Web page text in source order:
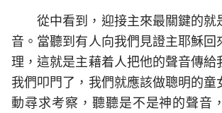
從中看到，迎接主來最關鍵的就
音。當聽到有人向我們見證主耶穌回
理，這就是主藉着人把他的聲音傳給
我們叩門了，我們就應該做聰明的童
動尋求考察，聽聽是不是神的聲音